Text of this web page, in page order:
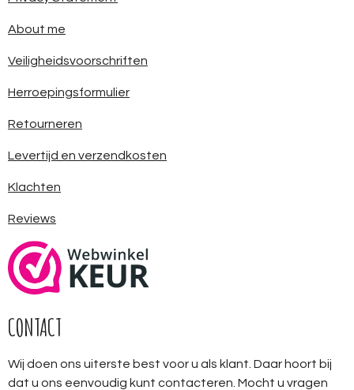
About me
Veiligheidsvoorschriften
Herroepingsformulier
Retourneren
Levertijd en verzendkosten
Klachten
Reviews
CONTACT
Wij doen ons uiterste best voor u als klant. Daar hoort bij
dat u ons eenvoudig kunt contacteren. Mocht u vragen